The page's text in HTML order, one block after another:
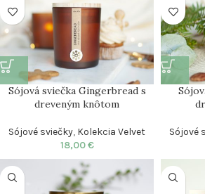
Sójová sviečka Gingerbread s
dreveným knôtom
Sójové sviečky, Kolekcia Velvet
18,00€
Sójové